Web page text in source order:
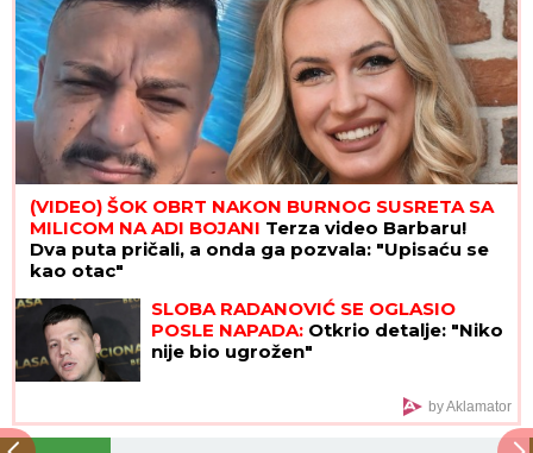
(VIDEO) ŠOK OBRT NAKON BURNOG SUSRETA SA
MILICOM NA ADI BOJANI Terza video Barbaru!
Dva puta pričali, a onda ga pozvala: "Upisaću se
kao otac"
SLOBA RADANOVIĆ SE OGLASIO
POSLE NAPADA: Otkrio detalje: "Niko
nije bio ugrožen"
by Aklamator